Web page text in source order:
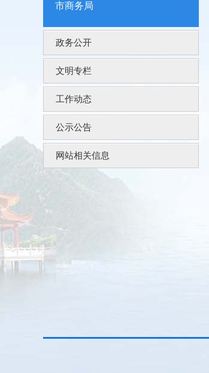
市商务局
政务公开
文明专栏
工作动态
公示公告
网站相关信息